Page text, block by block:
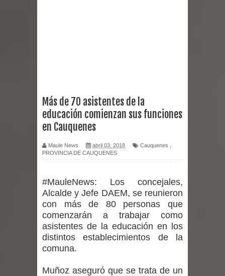
Curicó desarrollará jornada de
virus respiratorios
desafío guerreros 2026
Banda linarense Los Remembers
regresa de Brasil tras impulsar un
Más de 70 asistentes de la
educación comienzan sus funciones
en Cauquenes
Maule News abril 03, 2018 Cauquenes
PROVINCIA DE CAUQUENES
#MauleNews: Los concejales,
Alcalde y Jefe DAEM, se reunieron
con más de 80 personas que
comenzarán a trabajar como
asistentes de la educación en los
distintos establecimientos de la
comuna.
Muñoz aseguró que se trata de un